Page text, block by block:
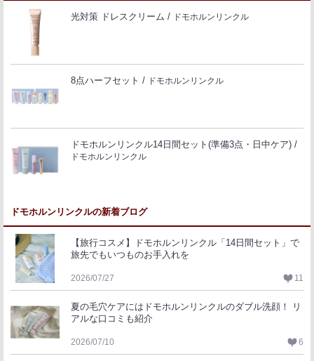
光対策 ドレスクリーム ドモホルンリンクル
8点ハーフセット ドモホルンリンクル
ドモホルンリンクル14日間セット(準備3点・日中ケア)
ドモホルンリンクル
ドモホルンリンクルの新着ブログ
【旅行コスメ】ドモホルンリンクル「14日間セット」で
旅先でもいつものお手入れを
2026/07/27 11
夏の毛穴ケアにはドモホルンリンクルのダブル洗顔！ リ
アルな口コミも紹介
2026/07/10 6